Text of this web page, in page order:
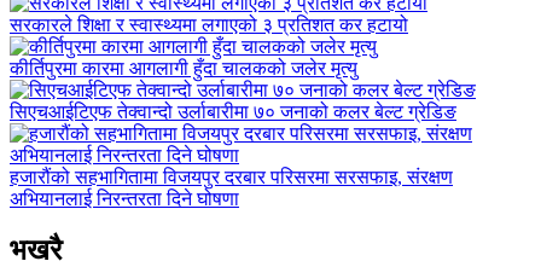
सरकारले शिक्षा र स्वास्थ्यमा लगाएको ३ प्रतिशत कर हटायो
कीर्तिपुरमा कारमा आगलागी हुँदा चालकको जलेर मृत्यु
सिएचआईटिएफ तेक्वान्दो उर्लाबारीमा ७० जनाको कलर बेल्ट ग्रेडिङ
हजारौंको सहभागितामा विजयपुर दरबार परिसरमा सरसफाइ, संरक्षण
अभियानलाई निरन्तरता दिने घोषणा
भखरै